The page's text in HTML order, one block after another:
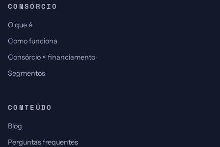
CONSÓRCIO
O que é
Como funciona
Consórcio × financiamento
Segmentos
CONTEÚDO
Blog
Perguntas frequentes